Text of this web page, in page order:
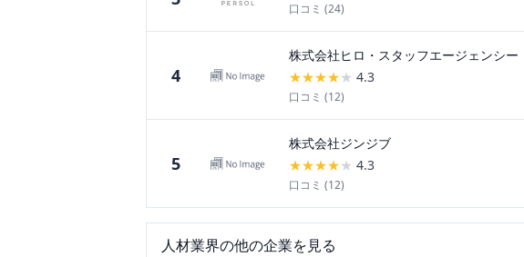
口コミ (24)
4
株式会社ヒロ・スタッフエージェンシー
★★★★★ 4.3
口コミ (12)
5
株式会社ジンジブ
★★★★★ 4.3
口コミ (12)
人材業界の他の企業を見る